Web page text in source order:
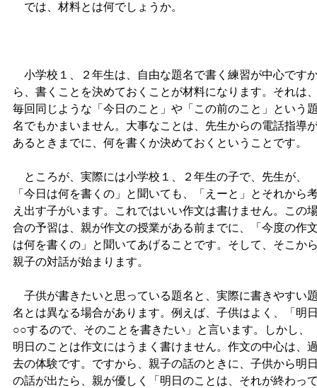
では、材料とは何でしょうか。
小学校１、２年生は、自由な題名で書く練習が中心です
ら、書くことを決めておくことが材料になります。それは
毎回同じような「今日のこと」や「この前のこと」という
名でもかまいません。大事なことは、先生からの電話指導
あるときまでに、何を書くか決めておくということです。
ところが、実際には小学校１、２年生の子で、先生が、
「今日は何を書くの」と聞いても、「えーと」とそれから
え出す子がいます。これではいい作文は書けません。この
合の予習は、親が作文の授業がある前までに、「今度の作
は何を書くの」と聞いてあげることです。そして、そこか
親子の対話が始まります。
子供が書きたいと思っている題名と、実際に書きやすい
名とは異なる場合があります。例えば、子供はよく、「明
○○するので、そのことを書きたい」と言います。しかし、
明日のことは作文にはうまく書けません。作文の中心は、
去の体験です。ですから、親子の話のときに、子供から明
の話が出たら、親が優しく「明日のことは、それが終わっ